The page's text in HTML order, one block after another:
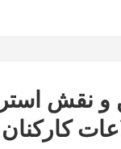
نقش
کارکنان